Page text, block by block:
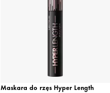
Maskara do rzęs Hyper Length